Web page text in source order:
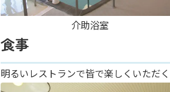
介助浴室
食事
明るいレストランで皆で楽しくいただ